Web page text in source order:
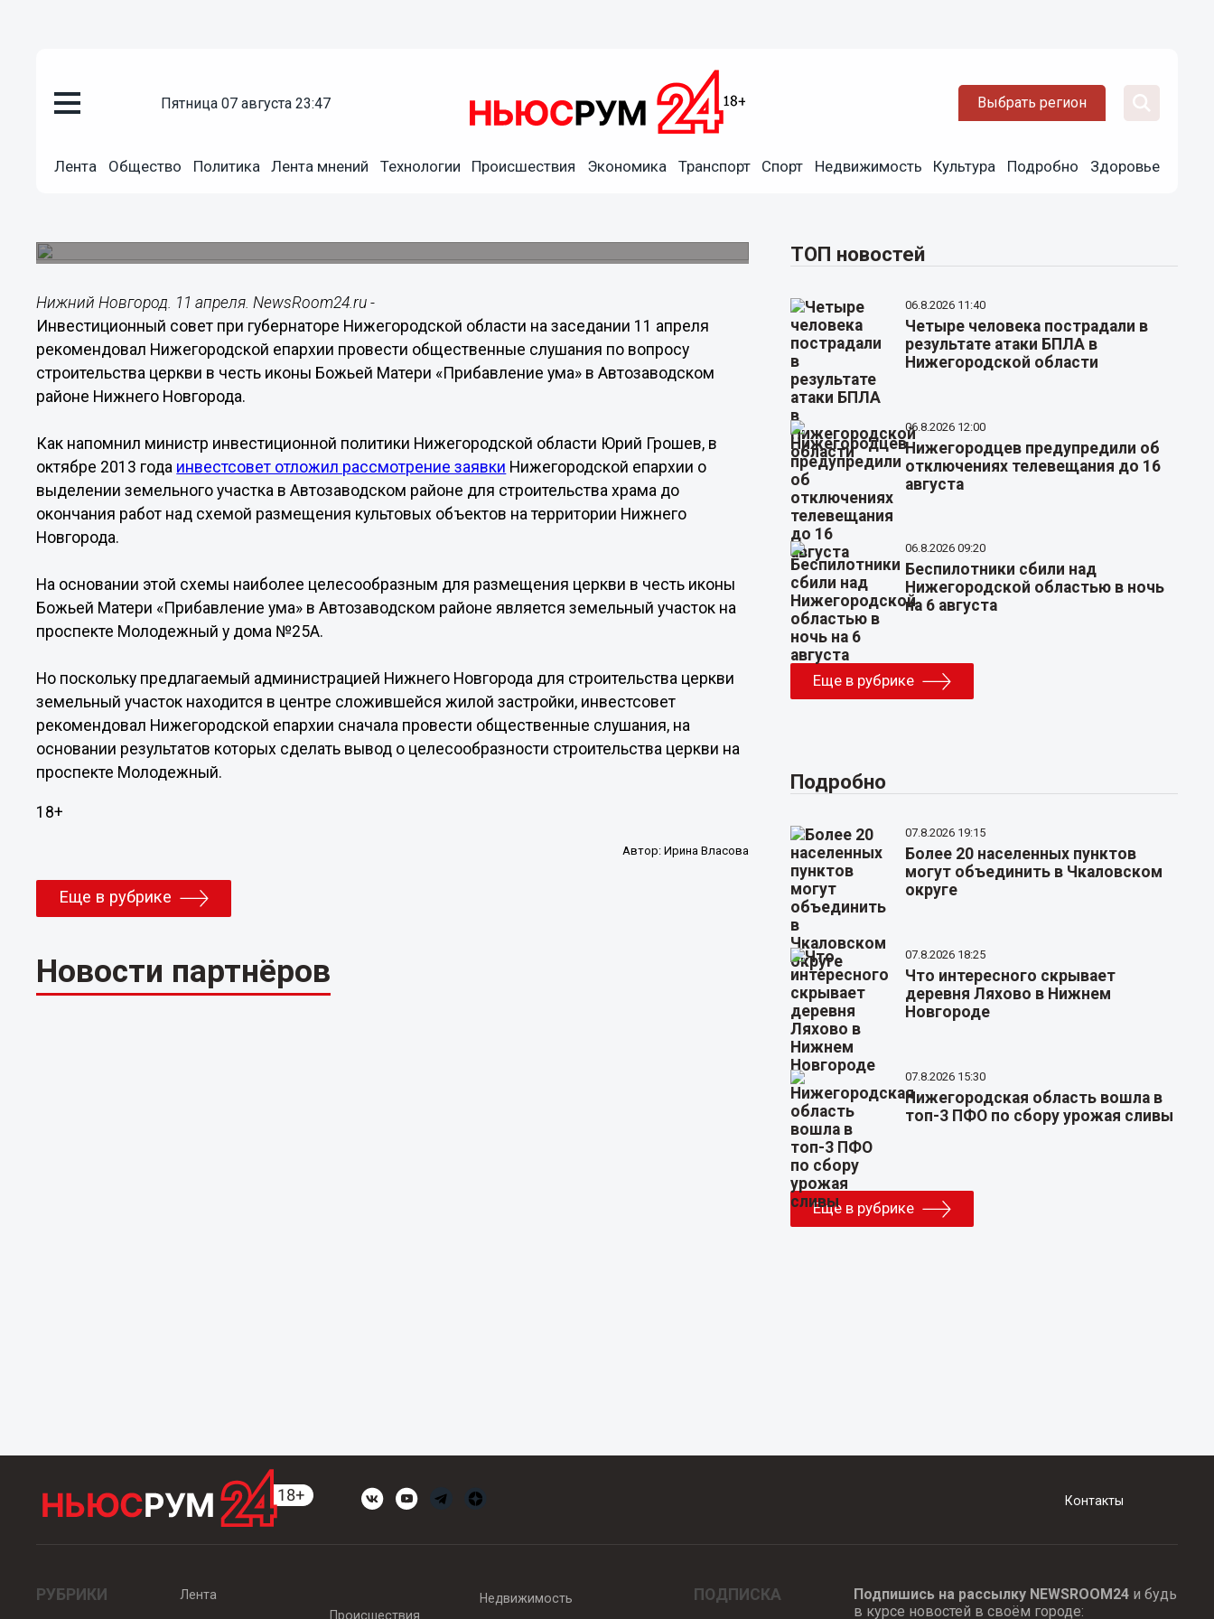
пятница 07 августа 23:47 Выбрать регион
Лента Общество Политика Лента мнений Технологии Происшествия Экономика Транспорт Спорт Недвижимость Культура Подробно Здоровье
11.04.2014 13:15
Общественные слушания по строительству церкви в честь
иконы Божьей Матери «Прибавление ума» пройдут в
Нижний Новгород. 11 апреля. NewsRoom24.ru -
Инвестиционный совет при губернаторе Нижегородской области на заседании 11 апреля
рекомендовал Нижегородской епархии провести общественные слушания по вопросу
строительства церкви в честь иконы Божьей Матери «Прибавление ума» в Автозаводском
районе Нижнего Новгорода.
Как напомнил министр инвестиционной политики Нижегородской области Юрий Грошев, в
октябре 2013 года инвестсовет отложил рассмотрение заявки Нижегородской епархии о
выделении земельного участка в Автозаводском районе для строительства храма до
окончания работ над схемой размещения культовых объектов на территории Нижнего
Новгорода.
На основании этой схемы наиболее целесообразным для размещения церкви в честь иконы
Божьей Матери «Прибавление ума» в Автозаводском районе является земельный участок на
проспекте Молодежный у дома №25А.
Но поскольку предлагаемый администрацией Нижнего Новгорода для строительства церкви
земельный участок находится в центре сложившейся жилой застройки, инвестсовет
рекомендовал Нижегородской епархии сначала провести общественные слушания, на
основании результатов которых сделать вывод о целесообразности строительства церкви на
проспекте Молодежный.
18+
Автор: Ирина Власова
Еще в рубрике
Новости партнёров
ТОП новостей
06.8.2026 11:40
Четыре человека пострадали в
результате атаки БПЛА в
Нижегородской области
06.8.2026 12:00
Нижегородцев предупредили об
отключениях телевещания до 16
августа
06.8.2026 09:20
Беспилотники сбили над
Нижегородской областью в ночь
на 6 августа
Еще в рубрике
Подробно
07.8.2026 19:15
Более 20 населенных пунктов
могут объединить в Чкаловском
округе
07.8.2026 18:25
Что интересного скрывает
деревня Ляхово в Нижнем
Новгороде
07.8.2026 15:30
Нижегородская область вошла в
топ-3 ПФО по сбору урожая сливы
Еще в рубрике
Контакты
РУБРИКИ
Лента
Происшествия
Недвижимость ПОДПИСКА Подпишись на рассылку NEWSROOM24и будь
в курсе новостей в своём городе: